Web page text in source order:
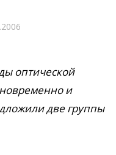
оптической
и
две группы